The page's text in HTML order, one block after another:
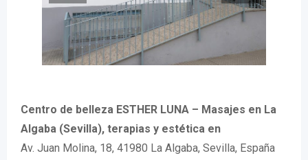
Centro de belleza ESTHER LUNA – Masajes en La
Algaba (Sevilla), terapias y estética en
Av. Juan Molina, 18, 41980 La Algaba, Sevilla, España